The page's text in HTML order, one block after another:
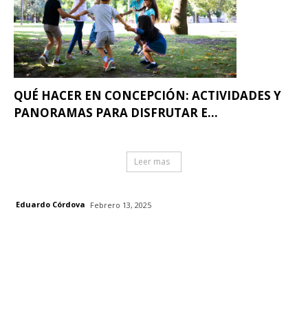
QUÉ HACER EN CONCEPCIÓN: ACTIVIDADES Y
PANORAMAS PARA DISFRUTAR E...
Leer mas
Eduardo Córdova Febrero 13, 2025